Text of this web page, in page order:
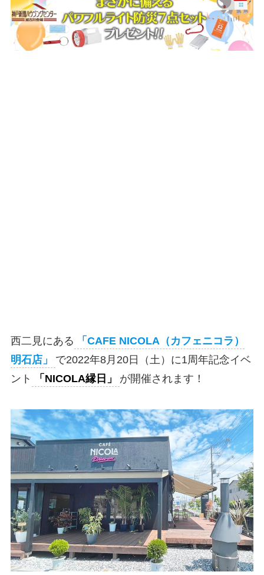
西二見にある
「CAFE NICOLA（カフェニコラ）
明石店」
で2022年8月20日（土）に1周年記念イベ
ント
「NICOLA縁日」 が開催されます！